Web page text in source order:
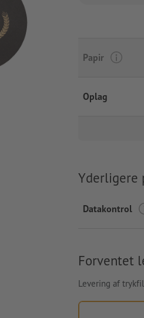
Papir
Oplag
Yderligere
Datakontrol
Forventet
Levering af